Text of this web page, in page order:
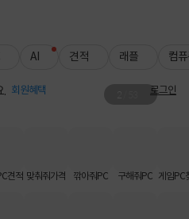
AI 견적 래플 컴
. 회원혜택 로그인
견적 맞춰줘가격 깎아줘PC 구해줘PC 게임PC